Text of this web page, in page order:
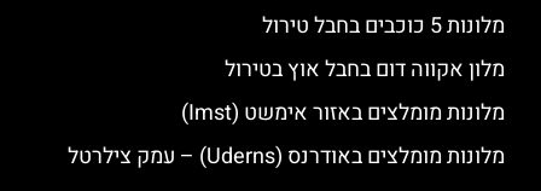
מלונות 5 כוכבים בחבל טירול
מלון אקווה דום בחבל אוץ בטירול
מלונות מומלצים באזור אימשט (Imst)
מלונות מומלצים באודרנס (Uderns) – עמק צילרטל